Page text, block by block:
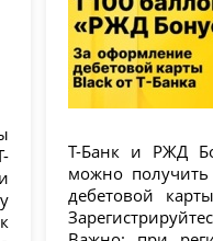
Т-Банк и РЖД
можно
дебетовой